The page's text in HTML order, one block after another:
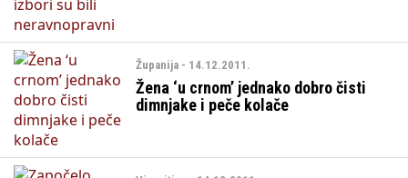
Županija - 14.12.2011.
Žena ‘u crnom’ jednako dobro čisti
dimnjake i peče kolače